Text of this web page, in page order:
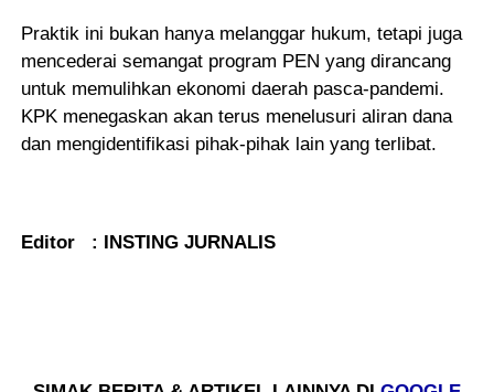
Praktik ini bukan hanya melanggar hukum, tetapi juga
mencederai semangat program PEN yang dirancang
untuk memulihkan ekonomi daerah pasca-pandemi.
KPK menegaskan akan terus menelusuri aliran dana
dan mengidentifikasi pihak-pihak lain yang terlibat.
Editor : INSTING JURNALIS